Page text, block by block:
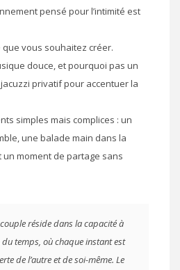
pensé pour l’intimité est
que vous souhaitez créer.
douce, et pourquoi pas un
privatif pour accentuer la
simples mais complices : un
une balade main dans la
un moment de partage sans
couple réside dans la capacité à
temps, où chaque instant est
de l’autre et de soi-même. Le